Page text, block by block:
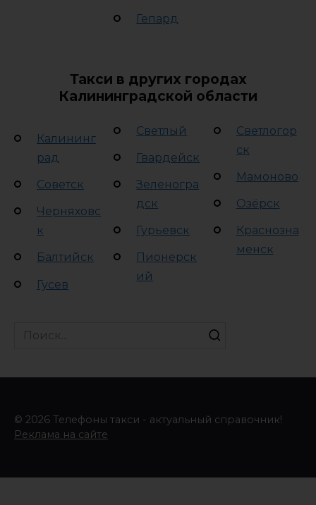
Гепард
Такси в других городах
Калининградской области
Калининг
рад
Советск
Черняховс
к
Балтийск
Гусев
Светлый
Гвардейск
Зеленогра
дск
Гурьевск
Пионерск
ий
Светлогор
ск
Мамоново
Озёрск
Краснозна
менск
Search
© 2026 Телефоны такси - актуальный справочник!
Реклама на сайте